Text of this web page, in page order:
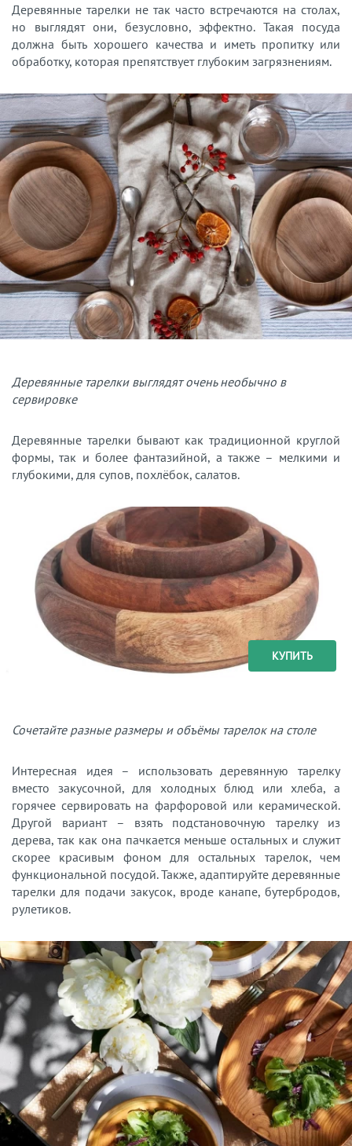
Деревянные тарелки не так часто встречаются на столах,
но выглядят они, безусловно, эффектно. Такая посуда
должна быть хорошего качества и иметь пропитку или
обработку, которая препятствует глубоким загрязнениям.
Деревянные тарелки выглядят очень необычно в
сервировке
Деревянные тарелки бывают как традиционной круглой
формы, так и более фантазийной, а также – мелкими и
глубокими, для супов, похлёбок, салатов.
КУПИТЬ
Сочетайте разные размеры и объёмы тарелок на столе
Интересная идея – использовать деревянную тарелку
вместо закусочной, для холодных блюд или хлеба, а
горячее сервировать на фарфоровой или керамической.
Другой вариант – взять подстановочную тарелку из
дерева, так как она пачкается меньше остальных и служит
скорее красивым фоном для остальных тарелок, чем
функциональной посудой. Также, адаптируйте деревянные
тарелки для подачи закусок, вроде канапе, бутербродов,
рулетиков.